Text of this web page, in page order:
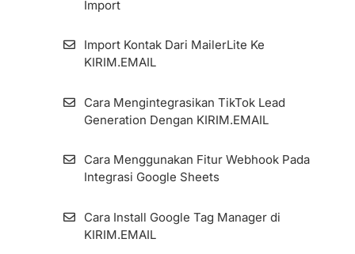
Import
Import Kontak Dari MailerLite Ke
KIRIM.EMAIL
Cara Mengintegrasikan TikTok Lead
Generation Dengan KIRIM.EMAIL
Cara Menggunakan Fitur Webhook Pada
Integrasi Google Sheets
Cara Install Google Tag Manager di
KIRIM.EMAIL